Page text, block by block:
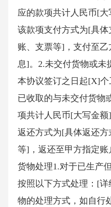
应的款项共计人民币[大
该款项支付方式为[具
账、支票等]，支付至
息]。2.未交付货物或未
本协议签订之日起[X]
已收取的与未交付货物
项共计人民币[大写金
返还方式为[具体返还
等]，返还至甲方指定账
货物处理1.对于已生产
按照以下方式处理：[
物的处理方式，如自行